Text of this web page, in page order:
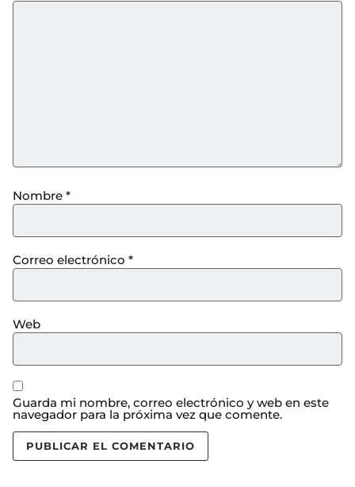
Nombre *
Correo electrónico *
Web
Guarda mi nombre, correo electrónico y web en este
navegador para la próxima vez que comente.